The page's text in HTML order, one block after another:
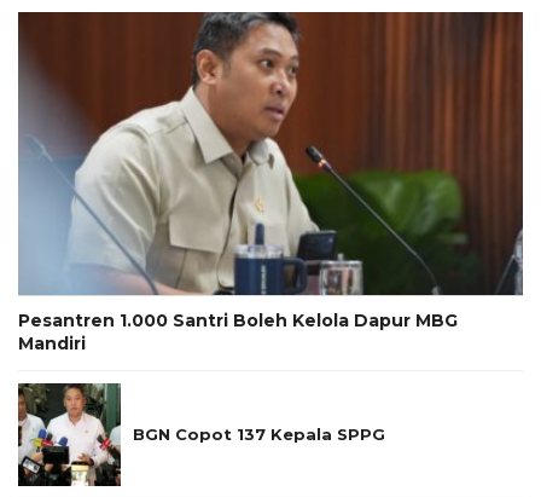
Pesantren 1.000 Santri Boleh Kelola Dapur MBG
Mandiri
BGN Copot 137 Kepala SPPG